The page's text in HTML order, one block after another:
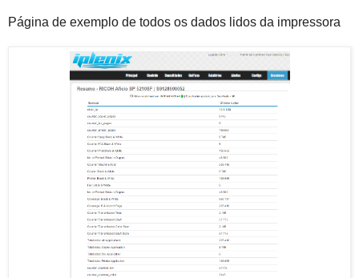
Página de exemplo de todos os dados lidos da impressora